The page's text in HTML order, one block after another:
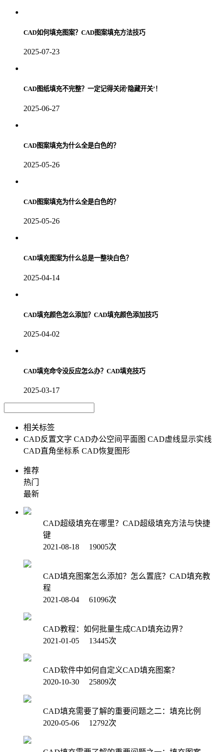
CAD如何填充图案？CAD图案填充方法技巧
2025-07-23
CAD图纸填充不完整？一定记得关闭‘隐藏开关’！
2025-06-27
CAD图案填充为什么全是白色的？
2025-05-26
CAD图案填充为什么全是白色的？
2025-05-26
CAD填充图案为什么总是一整块白色？
2025-04-14
CAD填充颜色怎么添加？CAD填充颜色添加技巧
2025-04-02
CAD填充命令没反应怎么办？CAD填充技巧
2025-03-17
相关标签
CAD反置文字 CAD办公空间平面图 CAD虚线显示实线
CAD直角坐标系 CAD恢复图形
推荐
热门
最新
CAD超级填充在哪里？CAD超级填充方法与快捷
键
2021-08-18 19005次
CAD填充图案怎么添加？怎么置底？CAD填充教
程
2021-08-04 61096次
CAD教程：如何批量生成CAD填充边界？
2021-01-05 13445次
CAD软件中如何自定义CAD填充图案？
2020-10-30 25809次
CAD填充需要了解的重要问题之二：填充比例
2020-05-06 12792次